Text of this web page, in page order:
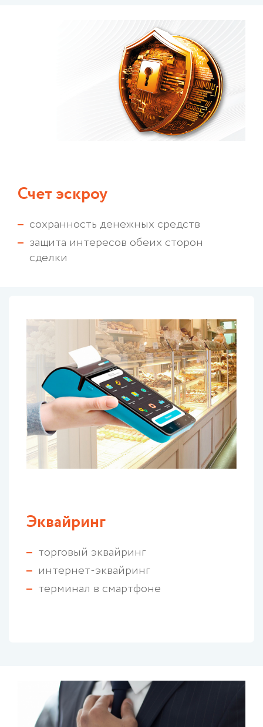
Счет эскроу
сохранность денежных средств
защита интересов обеих сторон
сделки
Эквайринг
торговый эквайринг
интернет-эквайринг
терминал в смартфоне